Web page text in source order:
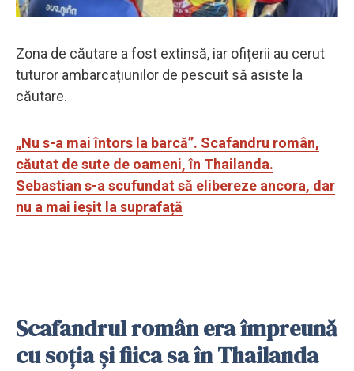
Zona de căutare a fost extinsă, iar ofițerii au cerut
tuturor ambarcațiunilor de pescuit să asiste la
căutare.
„Nu s-a mai întors la barcă”. Scafandru român,
căutat de sute de oameni, în Thailanda.
Sebastian s-a scufundat să elibereze ancora, dar
nu a mai ieșit la suprafață
Scafandrul român era împreună
cu soția și fiica sa în Thailanda